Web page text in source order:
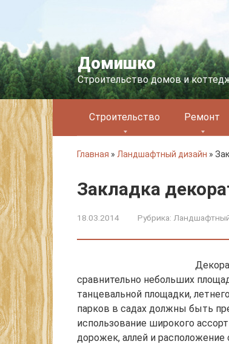
Домишко
Строительство домов и
Строительство Ремонт
Главная » Ландшафтный дизайн »
Закладка
18.03.2014 Рубрика:
сравнительно небольших
танцевальной площадки,
парков в садах должны быть
использование широкого
дорожек, аллей и